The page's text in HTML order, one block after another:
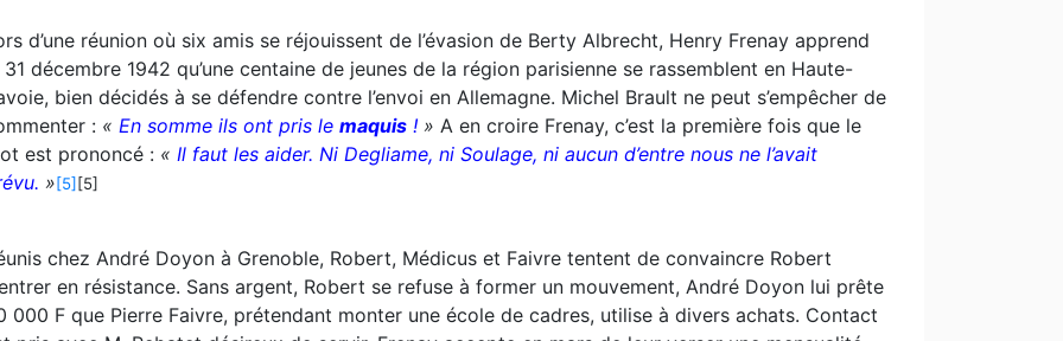
d’une réunion où six amis se réjouissent de l’évasion de Berty Albrecht, Henry Frenay apprend
31 décembre 1942 qu’une centaine de jeunes de la région parisienne se rassemblent en Haute-
bien décidés à se défendre contre l’envoi en Allemagne. Michel Brault ne peut s’empêcher de
: « En somme ils ont pris le maquis ! » A en croire Frenay, c’est la première fois que le
est prononcé : « Il faut les aider. Ni Degliame, ni Soulage, ni aucun d’entre nous ne l’avait
»[5] [5]
chez André Doyon à Grenoble, Robert, Médicus et Faivre tentent de convaincre Robert
en résistance. Sans argent, Robert se refuse à former un mouvement, André Doyon lui prête
000 F que Pierre Faivre, prétendant monter une école de cadres, utilise à divers achats. Contact